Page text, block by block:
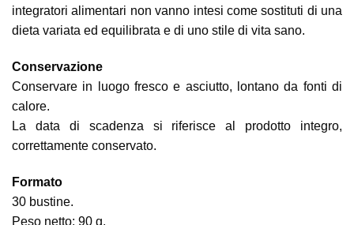
integratori alimentari non vanno intesi come sostituti di una
dieta variata ed equilibrata e di uno stile di vita sano.
Conservazione
Conservare in luogo fresco e asciutto, lontano da fonti di
calore.
La data di scadenza si riferisce al prodotto integro,
correttamente conservato.
Formato
30 bustine.
Peso netto: 90 g.